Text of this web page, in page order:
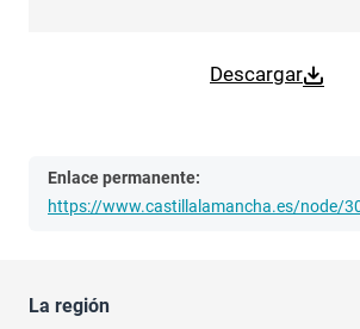
Descargar
Enlace permanente:
https://www.castillalamancha.es/node/
La región